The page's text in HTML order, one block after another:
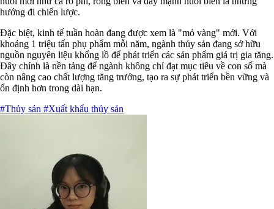
hướng đi chiến lược.
Đặc biệt, kinh tế tuần hoàn đang được xem là "mỏ vàng" mới. Với
khoảng 1 triệu tấn phụ phẩm mỗi năm, ngành thủy sản đang sở hữu
nguồn nguyên liệu khổng lồ để phát triển các sản phẩm giá trị gia tăng.
Đây chính là nền tảng để ngành không chỉ đạt mục tiêu về con số mà
còn nâng cao chất lượng tăng trưởng, tạo ra sự phát triển bền vững và
ổn định hơn trong dài hạn.
#Thủy sản #Xuất khẩu thủy sản